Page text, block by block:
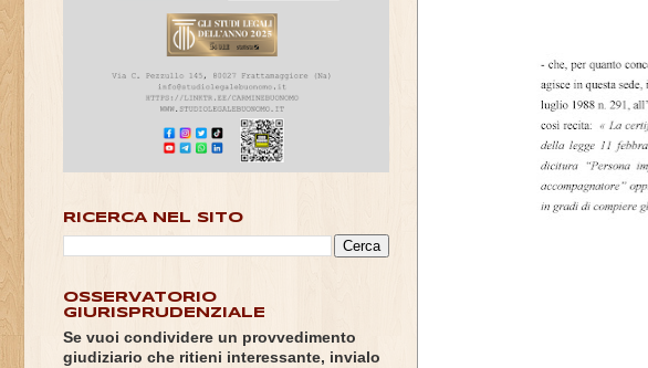
RICERCA NEL SITO
OSSERVATORIO
GIURISPRUDENZIALE
Se vuoi condividere un provvedimento
giudiziario che ritieni interessante, invialo